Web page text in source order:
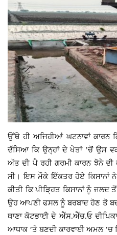
Life & Style
Important
Contact Us
ਉੱਥੇ ਹੀ ਅਜਿਹੀਆਂ ਘਟਨਾਵਾਂ ਕਾਰਨ
ਦੱਸਿਆ ਕਿ ਉਨ੍ਹਾਂ ਦੇ ਖੇਤਾਂ ’ਚੋਂ ਉਸ
ਅੱਤ ਦੀ ਪੈ ਰਹੀ ਗਰਮੀ ਕਾਰਨ ਝੋਨੇ
ਸੀ। ਇਸ ਮੌਕੇ ਇੱਕਤਰ ਹੋਏ ਕਿਸਾਨਾਂ
ਕੀਤੀ ਕਿ ਪੀੜ੍ਹਿਤ ਕਿਸਾਨਾਂ ਨੂੰ ਜਲਦ
ਉਹ ਆਪਣੀ ਫਸਲ ਨੂੰ ਬਰਬਾਦ ਹੋਣ ਤੋ
ਥਾਣਾ ਕੋਟਭਾਈ ਦੇ ਐੱਸ.ਐੱਚ.ਓ
ਆਧਾਕ ’ਤੇ ਬਣਦੀ ਕਾਰਵਾਈ ਅਮਲ ’ਚ